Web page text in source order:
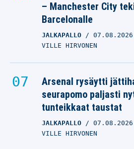
– Manchester City
Barcelonalle
JALKAPALLO 07.08.2026
VILLE HIRVONEN
Arsenal rysäytti
seurapomo paljasti
tunteikkaat taustat
JALKAPALLO 07.08.2026
VILLE HIRVONEN